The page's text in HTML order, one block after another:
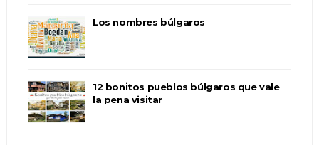
Los nombres búlgaros
12 bonitos pueblos búlgaros que vale
la pena visitar